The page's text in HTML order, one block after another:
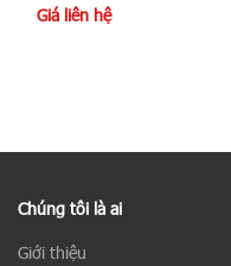
Giá liên hệ
Chúng tôi là ai
Giới thiệu